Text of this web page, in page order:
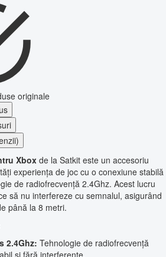
originale
Xbox de la Satkit este un accesoriu
experiența de joc cu o conexiune stabilă
de radiofrecvență 2.4Ghz. Acest lucru
să nu interfereze cu semnalul, asigurând
până la 8 metri.
2.4Ghz: Tehnologie de radiofrecvență